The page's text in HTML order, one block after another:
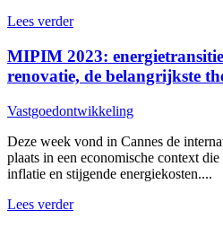
Lees verder
MIPIM 2023:
renovatie, de belangrijkste
Vastgoedontwikkeling
Deze week vond in Cannes de
plaats in een economische context
inflatie en stijgende energiekosten....
Lees verder